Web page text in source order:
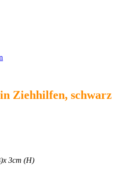
Ziehhilfen, schwarz
3cm (H)